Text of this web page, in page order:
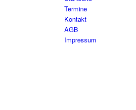
Termine
Kontakt
AGB
Impressum